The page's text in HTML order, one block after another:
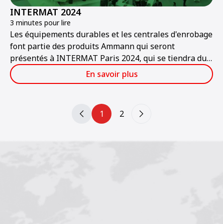
INTERMAT 2024
3 minutes pour lire
Les équipements durables et les centrales d'enrobage
font partie des produits Ammann qui seront
présentés à INTERMAT Paris 2024, qui se tiendra du
24 au 27 avril. Ammann sera présent sur le stand 5A
C168.
En savoir plus
1 2